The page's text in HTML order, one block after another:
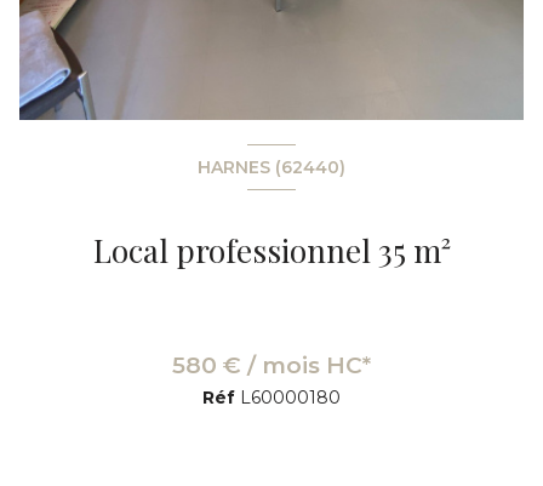
HARNES (62440)
Local professionnel 35 m²
580 € / mois HC*
Réf L60000180